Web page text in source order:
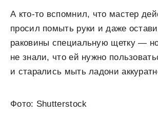
А кто-то вспомнил, что мастер
просил помыть руки и даже
раковины специальную щетку —
не знали, что ей нужно
и старались мыть ладони
Фото: Shutterstock